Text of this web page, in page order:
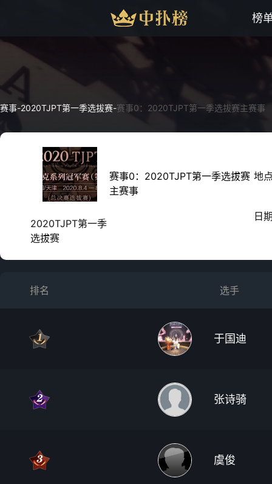
榜
赛事-2020TJPT第一季选拔赛-赛事0：2020TJPT第一季选拔赛主赛事
2020TJPT第一季
选拔赛
赛事0：2020TJPT第一季选拔赛
主赛事
地
日
排名 选手
于国迪
张诗骑
虞俊